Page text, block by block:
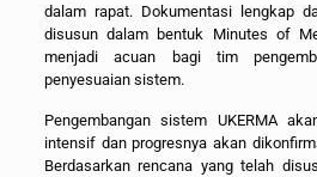
dalam rapat. Dokumentasi lengkap
disusun dalam bentuk Minutes of
menjadi acuan bagi tim
penyesuaian sistem.
Pengembangan sistem UKERMA
intensif dan progresnya akan
Berdasarkan rencana yang telah